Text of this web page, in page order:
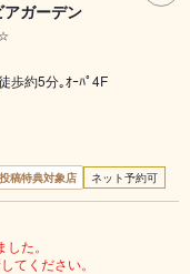
ガーデン
歩約5分｡ｵｰﾊﾟ4F
稿特典対象店 ネット予約可
た。
てください。